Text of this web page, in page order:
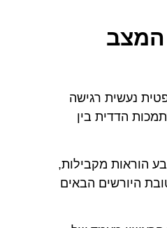
המצב
נעשית רגישה
הדדית בין
הוראות מקבילות,
היורשים הבאים